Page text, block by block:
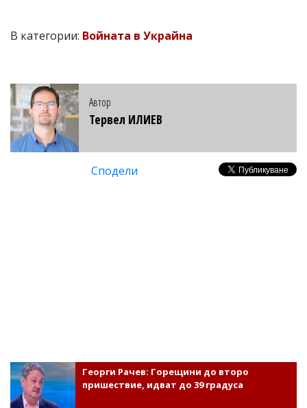
В категории: Войната в Украйна
Автор
Тервел ИЛИЕВ
Сподели
Георги Рачев: Горещини до второ
пришествие, идват до 39 градуса